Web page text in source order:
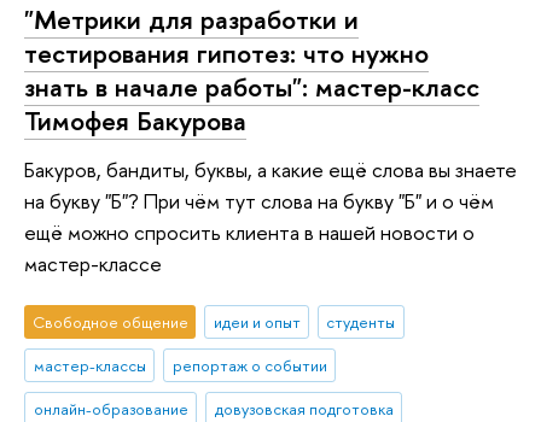
"Метрики для разработки и
тестирования гипотез: что нужно
знать в начале работы": мастер-класс
Тимофея Бакурова
Бакуров, бандиты, буквы, а какие ещё слова вы знаете
на букву "Б"? При чём тут слова на букву "Б" и о чём
ещё можно спросить клиента в нашей новости о
мастер-классе
Свободное общение идеи и опыт
студенты
мастер-классы
репортаж о событии
онлайн-образование
довузовская подготовка